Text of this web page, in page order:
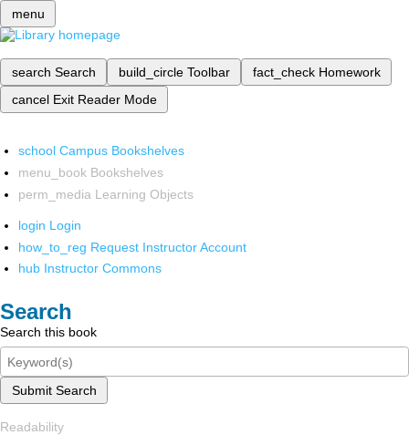
menu
search Search build_circle Toolbar fact_check Homework
cancel Exit Reader Mode
school Campus Bookshelves
menu_book Bookshelves
perm_media Learning Objects
login Login
how_to_reg Request Instructor Account
hub Instructor Commons
Search
Search this book
Submit Search
Readability